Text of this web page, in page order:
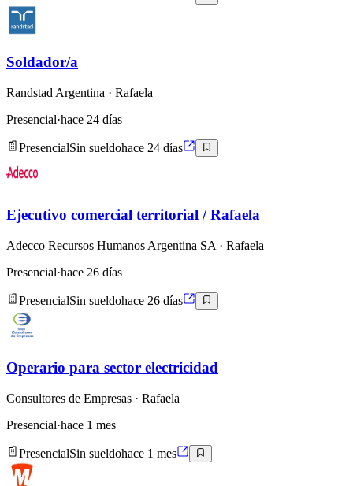
Soldador/a
Randstad Argentina · Rafaela
Presencial·hace 24 días
PresencialSin sueldohace 24 días
Ejecutivo comercial territorial / Rafaela
Adecco Recursos Humanos Argentina SA · Rafaela
Presencial·hace 26 días
PresencialSin sueldohace 26 días
Operario para sector electricidad
Consultores de Empresas · Rafaela
Presencial·hace 1 mes
PresencialSin sueldohace 1 mes